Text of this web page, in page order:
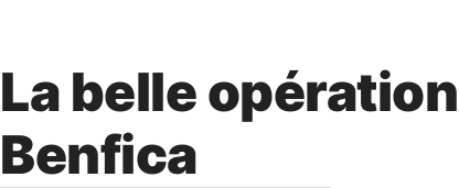
La belle
Benfica